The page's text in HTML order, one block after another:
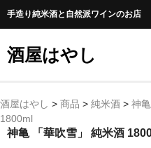
手造り純米酒と自然派ワインのお店
酒屋はやし
ホーム
商品カテゴリー
酒屋はやし > 商品 > 純米酒 > 神
1800ml
神亀 「華吹雪」 純米酒